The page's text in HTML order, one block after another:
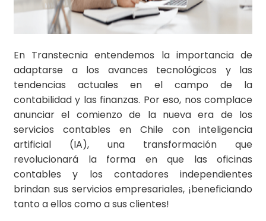
En Transtecnia entendemos la importancia de
adaptarse a los avances tecnológicos y las
tendencias actuales en el campo de la
contabilidad y las finanzas. Por eso, nos complace
anunciar el comienzo de la nueva era de los
servicios contables en Chile con inteligencia
artificial (IA), una transformación que
revolucionará la forma en que las oficinas
contables y los contadores independientes
brindan sus servicios empresariales, ¡beneficiando
tanto a ellos como a sus clientes!